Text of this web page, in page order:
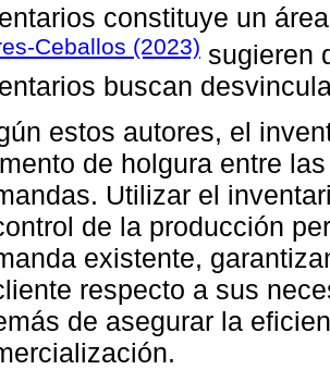
constituye un
Ceballos (2023) sugieren
buscan
estos autores, el
de holgura entre
Utilizar el
de la producción
existente,
respecto a sus
de asegurar la